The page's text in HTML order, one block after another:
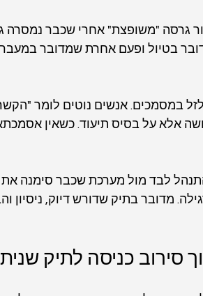
גרסה "משופצת" אחרי שכבר נמסרה
בטיול ופעם אחרת שמדובר במעבר
במסמכים. אנשים נוטים לומר
אלא על בסיס תיעוד. כשאין
לבד מול מערכת שכבר סימנה את
מדובר בתיק שדורש דיוק, ניסיון
סירוב כניסה לתיק